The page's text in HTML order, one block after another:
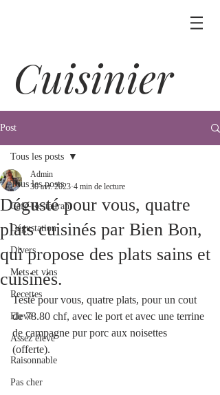
Cuisinier
Post
Tous les posts
Café-Restaurant
Dégustation
Divers
Mets et vins
Recettes
Elevé
Assez élevé
Raisonnable
Pas cher
Tous les posts
Dégusté pour vous, quatre
plats cuisinés par Bien Bon,
qui propose des plats sains et
cuisinés.
Admin
30 avr. 2023 4 min de lecture
Testé pour vous, quatre plats, pour un cout
de 78.80 chf, avec le port et avec une terrine
de campagne pur porc aux noisettes
(offerte).